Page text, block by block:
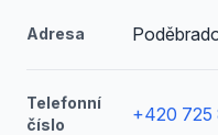
Adresa
Telefonní
číslo
+420 725